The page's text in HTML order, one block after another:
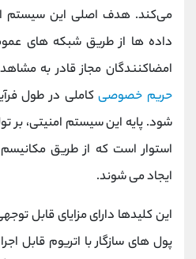
می‌کند. هدف اصلی این سیستم
داده‌ ها از طریق شبکه‌ های
امضاکنندگان مجاز قادر به
حریم خصوصیکاملی در طول
شود. پایه این سیستم امنیتی، بر
استوار است که از طریق مکانیسم
ایجاد می ‌شوند.
این کلیدها دارای مزایای قابل
‌پول ‌های سازگار با اتریوم قابل